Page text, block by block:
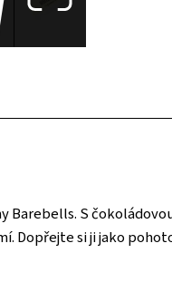
Barebells. S
Dopřejte si ji jako